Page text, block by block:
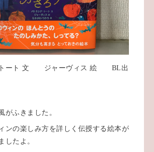
トート 文 ジャーヴィス 絵 BL出
がふきました。
ンの楽しみ方を詳しく伝授する絵本が
したよ。